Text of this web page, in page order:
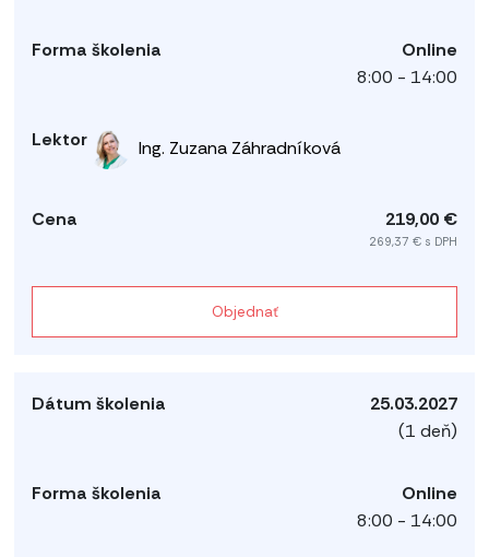
Online
8:00 - 14:00
Ing. Zuzana Záhradníková
219,00 €
269,37 € s DPH
Objednať
25.03.2027
(1 deň)
Online
8:00 - 14:00